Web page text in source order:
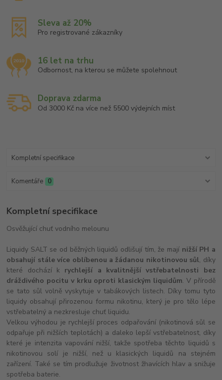
Sleva až 20%
Pro registrované zákazníky
16 let na trhu
Odbornost, na kterou se můžete spolehnout
Doprava zdarma
Od 3000 Kč na více než 5500 výdejních míst
Kompletní specifikace
Komentáře 0
Kompletní specifikace
Osvěžující chuť vodního melounu
Liquidy SALT se od běžných liquidů odlišují tím, že mají nižší PH a
obsahují stále více oblíbenou a žádanou nikotinovou sůl, díky
které dochází k rychlejší a kvalitnější vstřebatelnosti bez
dráždivého pocitu v krku oproti klasickým liquidům. V přírodě
se tato sůl volně vyskytuje v tabákových listech. Díky tomu tyto
liquidy obsahují přirozenou formu nikotinu, který je pro tělo lépe
vstřebatelný a nezkresluje chuť liquidu.
Velkou výhodou je rychlejší proces odpařování (nikotinová sůl se
odpařuje při nižších teplotách) a daleko lepší vstřebatelnost, díky
které je intenzita vapování nižší, takže spotřeba těchto liquidů s
nikotinovou solí je nižší, než u klasických liquidů na stejném
zařízení. Také se tím prodlužuje životnost žhavících hlav a snižuje
spotřeba baterie.